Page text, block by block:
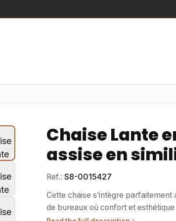
Chaise Lante
assise en
Ref.: S8-0015427
Cette chaise s’intègre
de bureaux où confort et esthétique naturelle